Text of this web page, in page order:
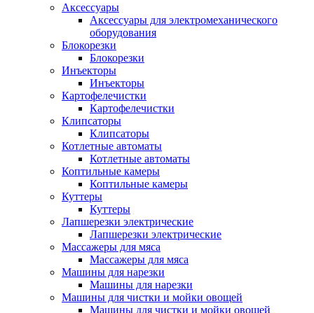
Аксессуары
Аксессуары для электромеханического
оборудования
Блокорезки
Блокорезки
Инъекторы
Инъекторы
Картофелечистки
Картофелечистки
Клипсаторы
Клипсаторы
Котлетные автоматы
Котлетные автоматы
Коптильные камеры
Коптильные камеры
Куттеры
Куттеры
Лапшерезки электрические
Лапшерезки электрические
Массажеры для мяса
Массажеры для мяса
Машины для нарезки
Машины для нарезки
Машины для чистки и мойки овощей
Машины для чистки и мойки овощей